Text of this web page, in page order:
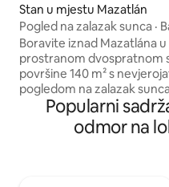
Stan u mjestu Mazatlán
Pogled na zalazak sunca ·
krovu + jacuzzi · 3 spavaće
sprata
Boravite iznad Mazatlána
prostranom dvospratnom
površine 140 m² s
pogledom na zalazak
smještenom na jednoj od
vidikovaca u gradu.
beskonačnom bazenu na
Popularni
odmor na